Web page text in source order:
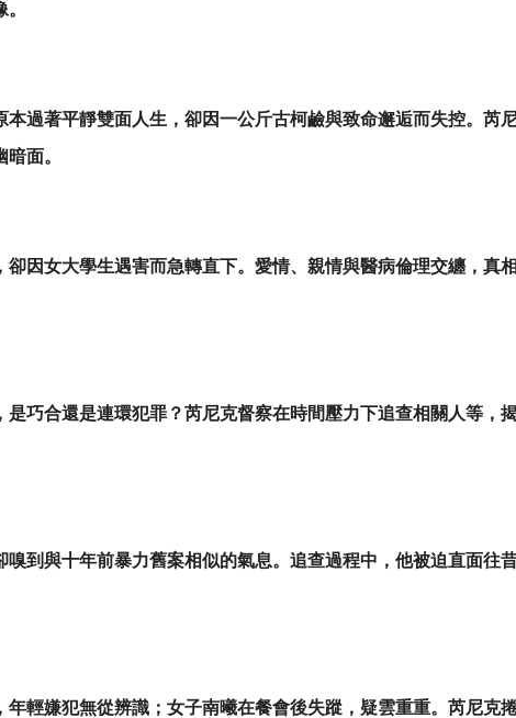
過著平靜雙面人生，卻因一公斤古柯鹼與致命邂逅而失控。芮
面。
因女大學生遇害而急轉直下。愛情、親情與醫病倫理交纏，真
巧合還是連環犯罪？芮尼克督察在時間壓力下追查相關人等，
到與十年前暴力舊案相似的氣息。追查過程中，他被迫直面往
輕嫌犯無從辨識；女子南曦在餐會後失蹤，疑雲重重。芮尼克